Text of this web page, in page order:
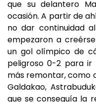
que su delantero
ocasión. A partir de
no dar continuidad
empezaron a
un gol olímpico de
peligroso 0-2 para ir
más remontar, como
Galdakao,
que se conseguía la